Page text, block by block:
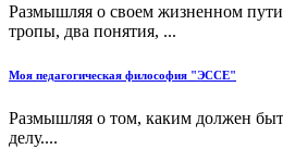
Размышляя о своем жизненном
тропы, два понятия, ...
Моя педагогическая философия "ЭССЕ"
Размышляя о том, каким должен
делу....